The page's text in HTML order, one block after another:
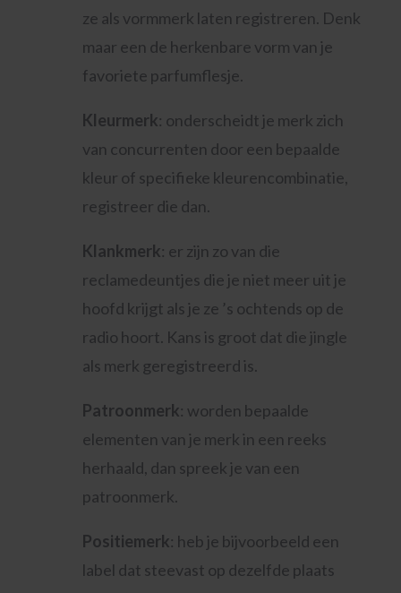
ze als vormmerk laten registreren. Denk
maar een de herkenbare vorm van je
favoriete parfumflesje.
Kleurmerk: onderscheidt je merk zich
van concurrenten door een bepaalde
kleur of specifieke kleurencombinatie,
registreer die dan.
Klankmerk: er zijn zo van die
reclamedeuntjes die je niet meer uit je
hoofd krijgt als je ze ’s ochtends op de
radio hoort. Kans is groot dat die jingle
als merk geregistreerd is.
Patroonmerk: worden bepaalde
elementen van je merk in een reeks
herhaald, dan spreek je van een
patroonmerk.
Positiemerk: heb je bijvoorbeeld een
label dat steevast op dezelfde plaats